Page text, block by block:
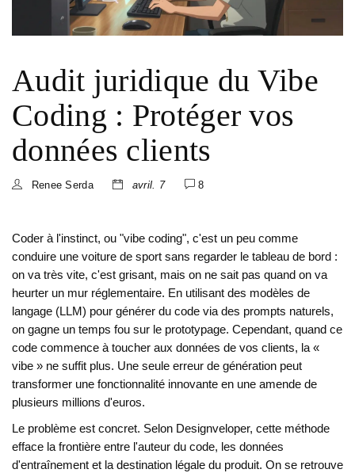
Audit juridique du Vibe
Coding : Protéger vos
données clients
Renee Serda avril. 7 8
Coder à l'instinct, ou "vibe coding", c'est un peu comme
conduire une voiture de sport sans regarder le tableau de bord :
on va très vite, c'est grisant, mais on ne sait pas quand on va
heurter un mur réglementaire. En utilisant des modèles de
langage (LLM) pour générer du code via des prompts naturels,
on gagne un temps fou sur le prototypage. Cependant, quand ce
code commence à toucher aux données de vos clients, la «
vibe » ne suffit plus. Une seule erreur de génération peut
transformer une fonctionnalité innovante en une amende de
plusieurs millions d'euros.
Le problème est concret. Selon Designveloper, cette méthode
efface la frontière entre l'auteur du code, les données
d'entraînement et la destination légale du produit. On se retrouve